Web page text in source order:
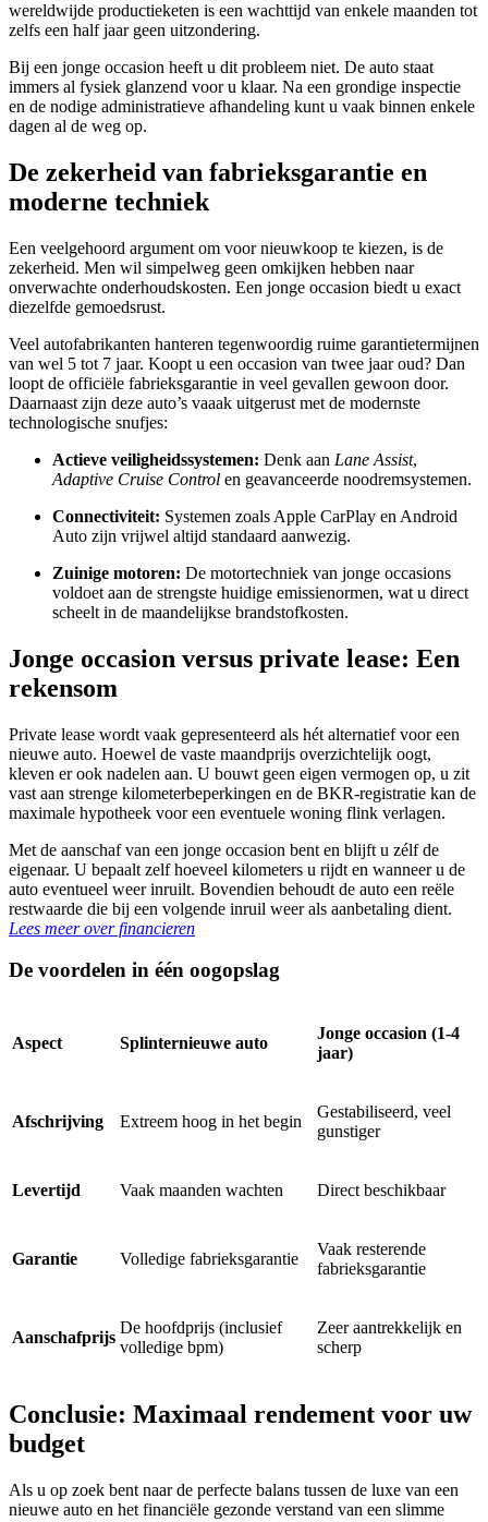
wereldwijde productieketen is een wachttijd van enkele maanden tot
zelfs een half jaar geen uitzondering.
Bij een jonge occasion heeft u dit probleem niet. De auto staat
immers al fysiek glanzend voor u klaar. Na een grondige inspectie
en de nodige administratieve afhandeling kunt u vaak binnen enkele
dagen al de weg op.
De zekerheid van fabrieksgarantie en
moderne techniek
Een veelgehoord argument om voor nieuwkoop te kiezen, is de
zekerheid. Men wil simpelweg geen omkijken hebben naar
onverwachte onderhoudskosten. Een jonge occasion biedt u exact
diezelfde gemoedsrust.
Veel autofabrikanten hanteren tegenwoordig ruime garantietermijnen
van wel 5 tot 7 jaar. Koopt u een occasion van twee jaar oud? Dan
loopt de officiële fabrieksgarantie in veel gevallen gewoon door.
Daarnaast zijn deze auto’s vaaak uitgerust met de modernste
technologische snufjes:
Actieve veiligheidssystemen: Denk aan Lane Assist,
Adaptive Cruise Control en geavanceerde noodremsystemen.
Connectiviteit: Systemen zoals Apple CarPlay en Android
Auto zijn vrijwel altijd standaard aanwezig.
Zuinige motoren: De motortechniek van jonge occasions
voldoet aan de strengste huidige emissienormen, wat u direct
scheelt in de maandelijkse brandstofkosten.
Jonge occasion versus private lease: Een
rekensom
Private lease wordt vaak gepresenteerd als hét alternatief voor een
nieuwe auto. Hoewel de vaste maandprijs overzichtelijk oogt,
kleven er ook nadelen aan. U bouwt geen eigen vermogen op, u zit
vast aan strenge kilometerbeperkingen en de BKR-registratie kan de
maximale hypotheek voor een eventuele woning flink verlagen.
Met de aanschaf van een jonge occasion bent en blijft u zélf de
eigenaar. U bepaalt zelf hoeveel kilometers u rijdt en wanneer u de
auto eventueel weer inruilt. Bovendien behoudt de auto een reële
restwaarde die bij een volgende inruil weer als aanbetaling dient.
Lees meer over financieren
De voordelen in één oogopslag
Aspect Splinternieuwe auto
Jonge occasion (1-4
jaar)
Afschrijving Extreem hoog in het begin
Gestabiliseerd, veel
gunstiger
Levertijd Vaak maanden wachten Direct beschikbaar
Garantie Volledige fabrieksgarantie
Vaak resterende
fabrieksgarantie
Aanschafprijs
De hoofdprijs (inclusief
volledige bpm)
Zeer aantrekkelijk en
scherp
Conclusie: Maximaal rendement voor uw
budget
Als u op zoek bent naar de perfecte balans tussen de luxe van een
nieuwe auto en het financiële gezonde verstand van een slimme